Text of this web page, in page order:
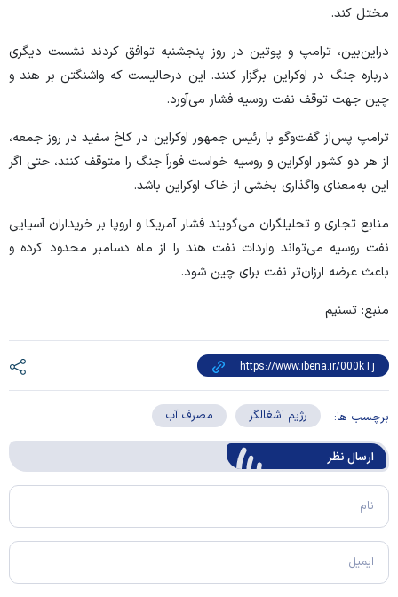
مختل کند.
دراین‌بین، ترامپ و پوتین در روز پنجشنبه توافق کردند نشست دیگری
درباره جنگ در اوکراین برگزار کنند. این درحالیست که واشنگتن بر هند و
چین جهت توقف نفت روسیه فشار می‌آورد.
ترامپ پس‌از گفت‌و‌گو با رئیس جمهور اوکراین در کاخ سفید در روز جمعه،
از هر دو کشور اوکراین و روسیه خواست فوراً جنگ را متوقف کنند، حتی اگر
این به‌معنای واگذاری بخشی از خاک اوکراین باشد.
منابع تجاری و تحلیلگران می‌گویند فشار آمریکا و اروپا بر خریداران آسیایی
نفت روسیه می‌تواند واردات نفت هند را از ماه دسامبر محدود کرده و
باعث عرضه ارزان‌تر نفت برای چین شود.
منبع: تسنیم
برچسب ها: رژیم اشغالگر مصرف آب
ارسال‌ نظر